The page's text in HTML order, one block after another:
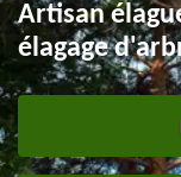
Artisan
élagage